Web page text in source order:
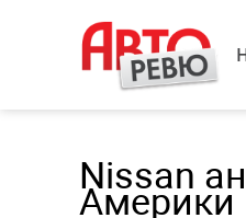
Nissan
Америки